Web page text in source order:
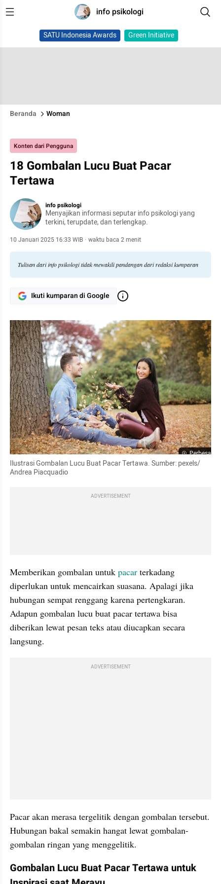
info psikologi
SATU Indonesia Awards Green Initiative
Beranda Woman
Konten dari Pengguna
18 Gombalan Lucu Buat Pacar
Tertawa
info psikologi
Menyajikan informasi seputar info psikologi yang
terkini, terupdate, dan terlengkap.
10 Januari 2025 16:33 WIB · waktu baca 2 menit
Tulisan dari info psikologi tidak mewakili pandangan dari redaksi kumparan
Ikuti kumparan di Google
Perbesar
Ilustrasi Gombalan Lucu Buat Pacar Tertawa. Sumber: pexels/
Andrea Piacquadio
ADVERTISEMENT
Memberikan gombalan untuk pacar terkadang
diperlukan untuk mencairkan suasana. Apalagi jika
hubungan sempat renggang karena pertengkaran.
Adapun gombalan lucu buat pacar tertawa bisa
diberikan lewat pesan teks atau diucapkan secara
langsung.
ADVERTISEMENT
Pacar akan merasa tergelitik dengan gombalan tersebut.
Hubungan bakal semakin hangat lewat gombalan-
gombalan ringan yang menggelitik.
Gombalan Lucu Buat Pacar Tertawa untuk